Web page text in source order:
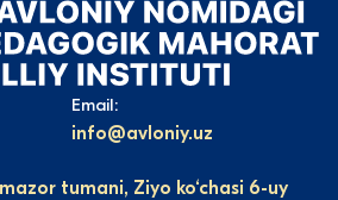
Email:
info@avloniy.uz
tumani, Ziyo ko‘chasi 6-uy